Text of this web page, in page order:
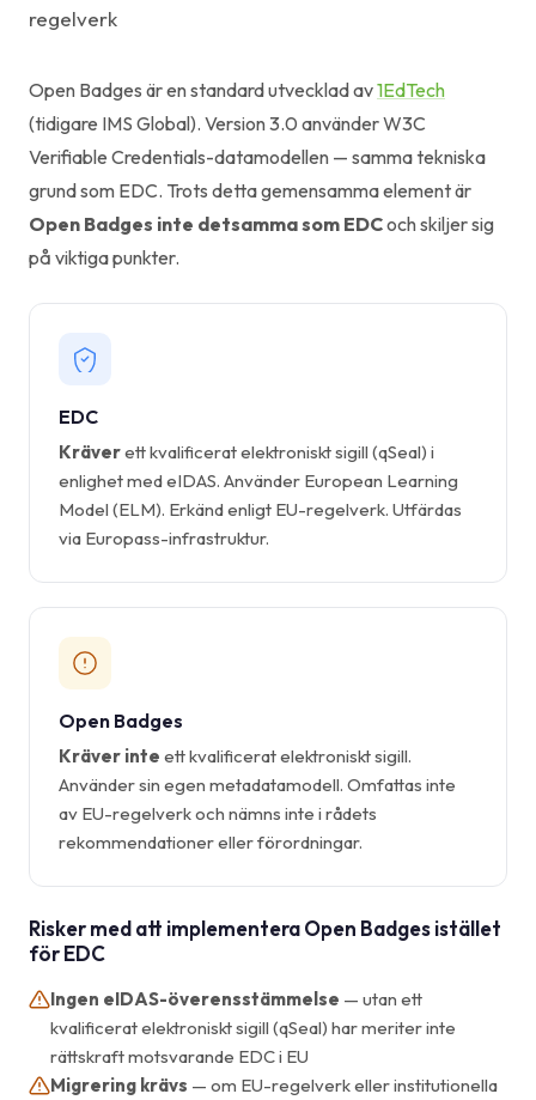
regelverk
Open Badges är en standard utvecklad av1EdTech
(tidigare IMS Global). Version 3.0 använder W3C
Verifiable Credentials-datamodellen — samma tekniska
grund som EDC. Trots detta gemensamma element är
Open Badges inte detsamma som EDCoch skiljer sig
på viktiga punkter.
EDC
Kräverett kvalificerat elektroniskt sigill (qSeal) i
enlighet med eIDAS. Använder European Learning
Model (ELM). Erkänd enligt EU-regelverk. Utfärdas
via Europass-infrastruktur.
Open Badges
Kräver inte ett kvalificerat elektroniskt sigill.
Använder sin egen metadatamodell. Omfattas inte
av EU-regelverk och nämns inte i rådets
rekommendationer eller förordningar.
Risker med att implementera Open Badges istället
för EDC
Ingen eIDAS-överensstämmelse — utan ett
kvalificerat elektroniskt sigill (qSeal) har meriter inte
rättskraft motsvarande EDC i EU
Migrering krävs — om EU-regelverk eller institutionella